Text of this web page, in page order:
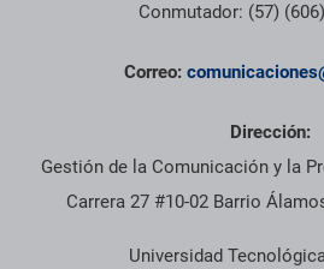
Conmutador: (57)
Correo:
Dirección:
Gestión de la Comunicación y la
Carrera 27 #10-02 Barrio
Universidad